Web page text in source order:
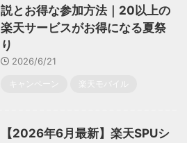
説とお得な参加方法｜20以上の
楽天サービスがお得になる夏祭
り
2026/6/21
キャンペーン 楽天モバイル
【2026年6月最新】楽天SPUシ